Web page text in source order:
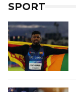
SPORT